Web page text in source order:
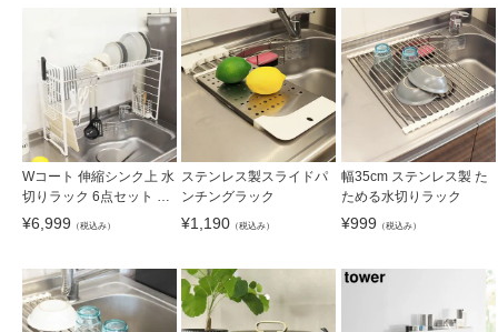
Wコート 伸縮シンク上 水
切りラック 6点セット グ
レイス
¥6,999 （税込み）
ステンレス製スライドパ
ンチングラック
¥1,190 （税込み）
幅35cm ステンレス製 た
ためる水切りラック
¥999 （税込み）